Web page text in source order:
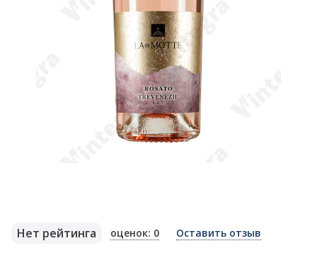
Нет рейтинга оценок: 0 Оставить отзыв